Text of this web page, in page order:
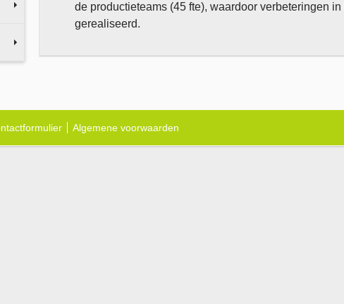
de productieteams (45 fte), waardoor verbeteringen
gerealiseerd.
Algemene voorwaarden